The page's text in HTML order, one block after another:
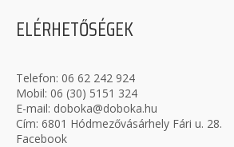
ELÉRHETŐSÉGEK
Telefon: 06 62 242 924
Mobil: 06 (30) 5151 324
E-mail: doboka@doboka.hu
Cím: 6801 Hódmezővásárhely Fári u. 28.
Facebook